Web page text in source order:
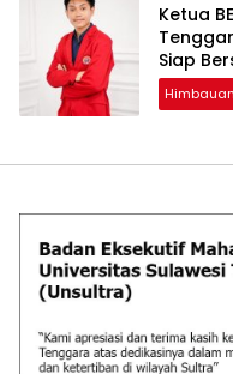
Ketua
Siap
Himbauan